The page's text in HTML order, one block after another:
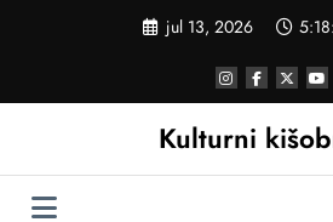
jul 13, 2026
Kulturni